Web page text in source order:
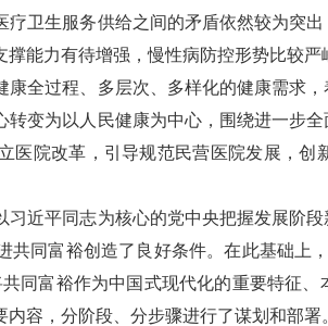
卫生服务供给之间的矛盾依然较为突
能力有待增强，慢性病防控形势比较严
过程、多层次、多样化的健康需求，
变为以人民健康为中心，围绕进一步
医院改革，引导规范民营医院发展，
平同志为核心的党中央把握发展阶段
共同富裕创造了良好条件。在此基础上
同富裕作为中国式现代化的重要特征
容，分阶段、分步骤进行了谋划和部署